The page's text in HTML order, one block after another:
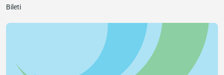
Bileti